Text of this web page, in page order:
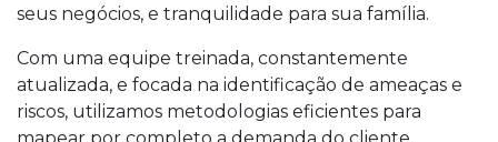
seus negócios, e tranquilidade para sua família.
Com uma equipe treinada, constantemente
atualizada, e focada na identificação de ameaças e
riscos, utilizamos metodologias eficientes para